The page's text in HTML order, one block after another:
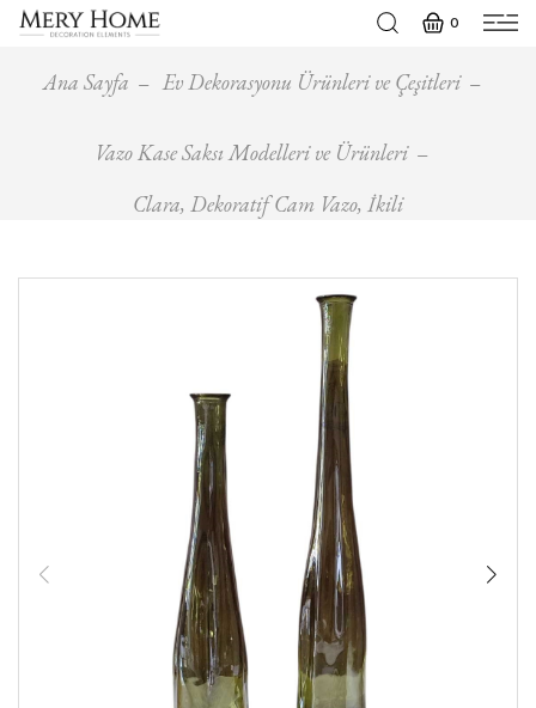
0
Ana Sayfa Ev Dekorasyonu Ürünleri ve Çeşitleri
Vazo Kase Saksı Modelleri ve Ürünleri
Clara, Dekoratif Cam Vazo, İkili